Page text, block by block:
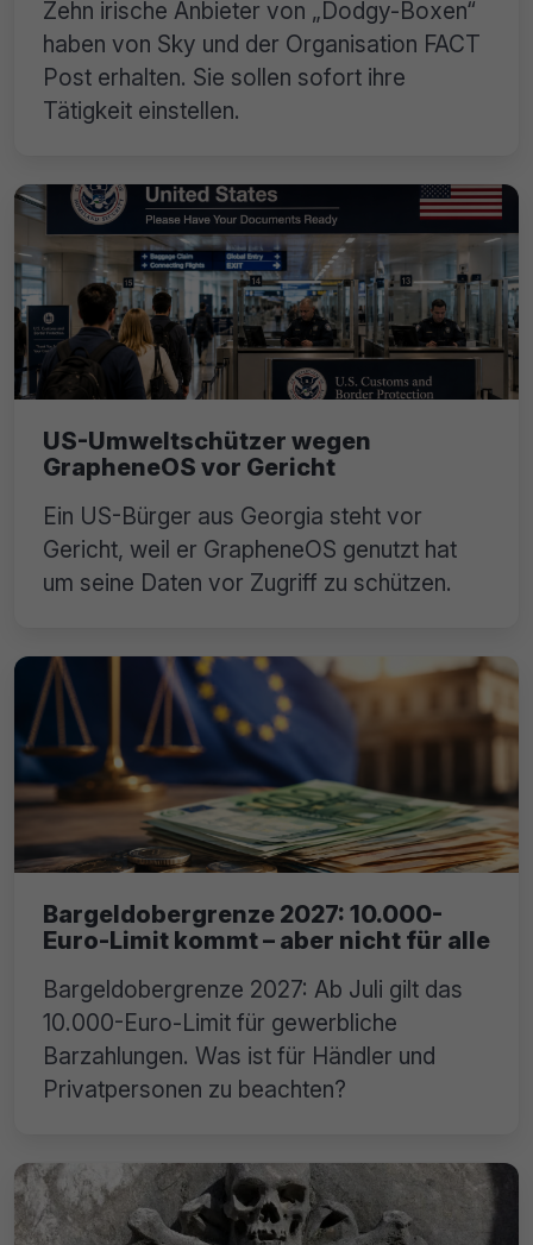
Zehn irische Anbieter von „Dodgy-Boxen“
haben von Sky und der Organisation FACT
Post erhalten. Sie sollen sofort ihre
Tätigkeit einstellen.
US-Umweltschützer wegen
GrapheneOS vor Gericht
Ein US-Bürger aus Georgia steht vor
Gericht, weil er GrapheneOS genutzt hat
um seine Daten vor Zugriff zu schützen.
Bargeldobergrenze 2027: 10.000-
Euro-Limit kommt – aber nicht für alle
Bargeldobergrenze 2027: Ab Juli gilt das
10.000-Euro-Limit für gewerbliche
Barzahlungen. Was ist für Händler und
Privatpersonen zu beachten?